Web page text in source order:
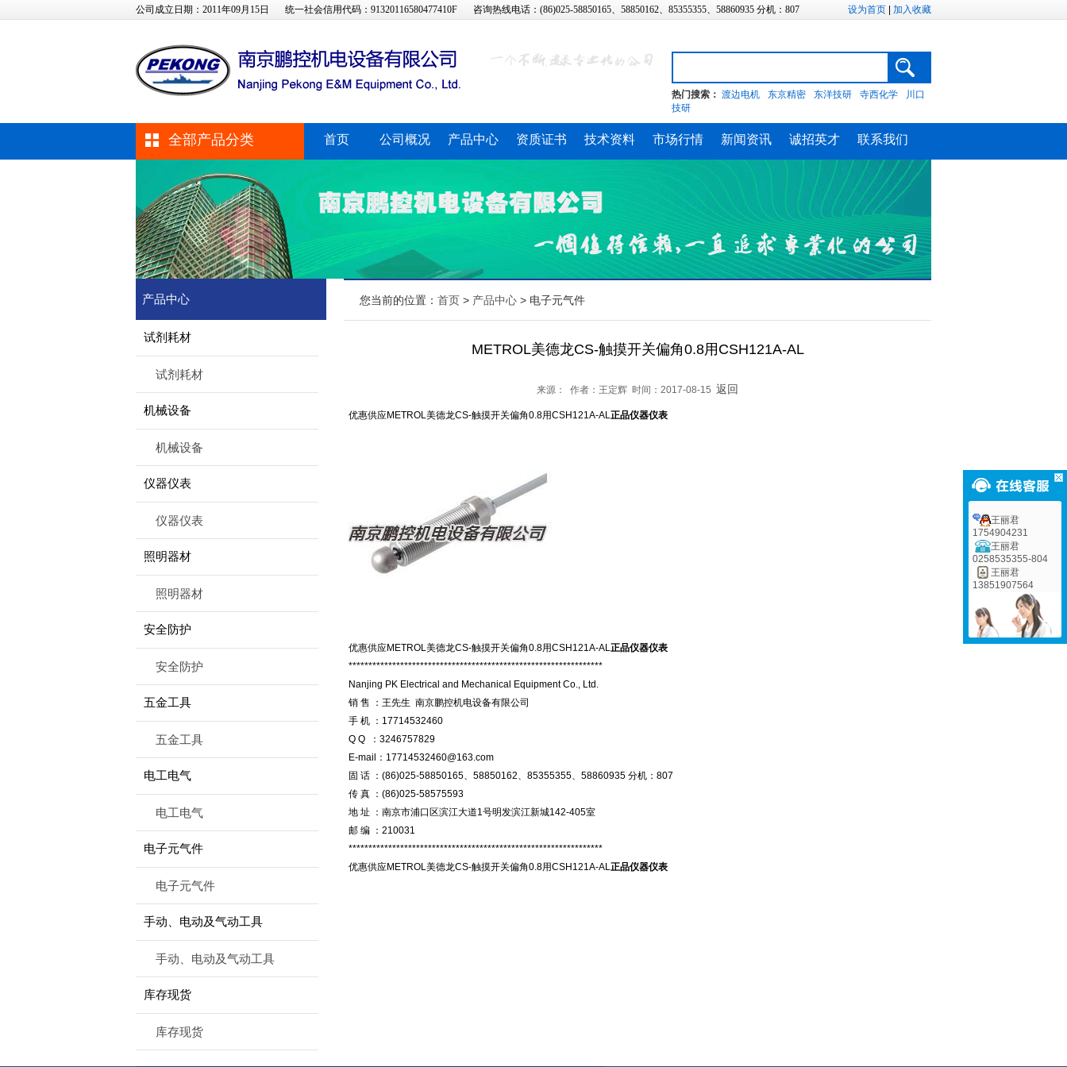
公司成立日期：2011年09月15日 统一社会信用代码：91320116580477410F 咨询热线电话：(86)025-58850165、58850162、85355355、58860935 分机：807 设为首页 加入收藏
热门搜索： 渡边电机 东京精密 东洋技研 寺西化学
川口
技研
全部产品分类 首页 公司概况 产品中心 资质证书 技术资料 市场行情 新闻资讯 诚招英才 联系我们
产品中心
试剂耗材
试剂耗材
机械设备
机械设备
仪器仪表
仪器仪表
照明器材
照明器材
安全防护
安全防护
五金工具
五金工具
电工电气
电工电气
电子元气件
电子元气件
手动、电动及气动工具
手动、电动及气动工具
库存现货
库存现货
您当前的位置： 首页 > 产品中心 > 电子元气件
METROL美德龙CS-触摸开关偏角0.8用CSH121A-AL
来源： 作者：王定辉 时间：2017-08-15 返回
优惠供应METROL美德龙CS-触摸开关偏角0.8用CSH121A-AL正品仪器仪表
优惠供应METROL美德龙CS-触摸开关偏角0.8用CSH121A-AL正品仪器仪表
****************************************************************
Nanjing PK Electrical and Mechanical Equipment Co., Ltd.
销 售 ：王先生 南京鹏控机电设备有限公司
手 机 ：17714532460
Q Q ：3246757829
E-mail：17714532460@163.com
固 话 ：(86)025-58850165、58850162、85355355、58860935 分机：807
传 真 ：(86)025-58575593
地 址 ：南京市浦口区滨江大道1号明发滨江新城142-405室
邮 编 ：210031
****************************************************************
优惠供应METROL美德龙CS-触摸开关偏角0.8用CSH121A-AL正品仪器仪表
王丽君
1754904231
王丽君
0258535355-804
王丽君
13851907564